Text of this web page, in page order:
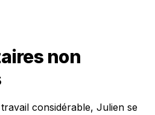
non
considérable, Julien se